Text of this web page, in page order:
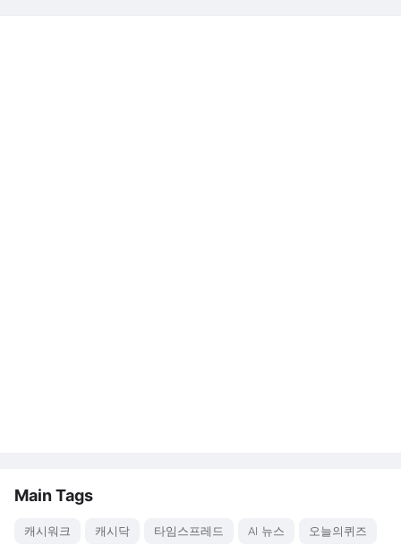
Main Tags
캐시워크 캐시닥 타임스프레드 AI 뉴스 오늘의퀴즈